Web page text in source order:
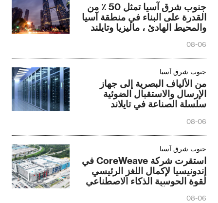
جنوب شرق آسيا تمثل 50 ٪ من
القدرة على البناء في منطقة آسيا
والمحيط الهادئ ، ماليزيا وتايلند
08-06
جنوب شرق آسيا‎
من الألياف البصرية إلى جهاز
الإرسال والاستقبال الضوئية
سلسلة الصناعة في تايلاند
08-06
جنوب شرق آسيا‎
استقرت شركة CoreWeave في
إندونيسيا لإكمال اللغز الرئيسي
لقوة الحوسبة الذكاء الاصطناعي
08-06